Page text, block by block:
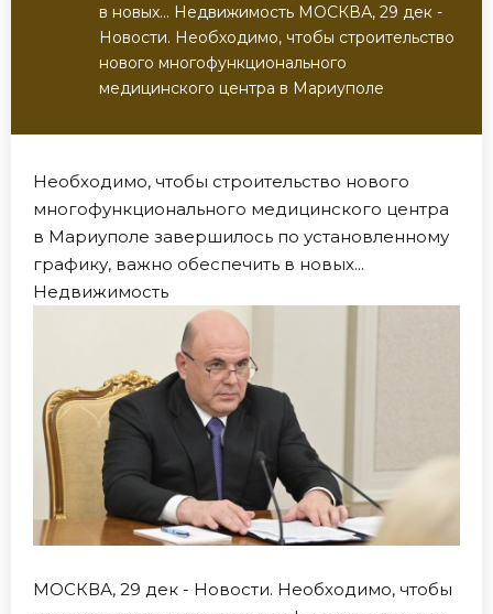
в новых... Недвижимость МОСКВА, 29 дек -
Новости. Необходимо, чтобы строительство
нового многофункционального
медицинского центра в Мариуполе
Необходимо, чтобы строительство нового
многофункционального медицинского центра
в Мариуполе завершилось по установленному
графику, важно обеспечить в новых...
Недвижимость
МОСКВА, 29 дек - Новости. Необходимо, чтобы